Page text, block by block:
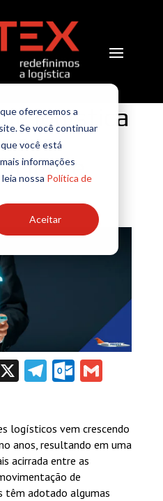
oferecemos a
Se você continuar
você está
informações
nossa Política de
Aceitar
logística
sua
X TelegramGmail
logísticos vem crescendo
anos, resultando em uma
acirrada entre as
de
têm adotado algumas